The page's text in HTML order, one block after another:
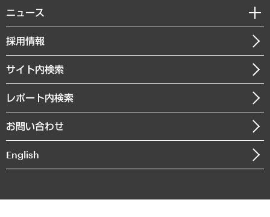
共生・ダイバーシティ
GRC（ガバナンス・リスク・コンプライアンス）・防災（政策）
経済・産業・雇用・労働
まちづくり・観光・交通・スポーツ・スマートシティ
自然資源・農林水産業・食料システム
経営用語集
受託・受注実績（官公庁関連）
メディア掲載・出演
受託案件情報
私たちの想い
社長メッセージ
会社概要
沿革
組織図・本部部室紹介
インドネシア現地法人
個人情報保護方針
ニュース
ニュースリリース
お知らせ
採用情報
サイト内検索
レポート内検索
お問い合わせ
English